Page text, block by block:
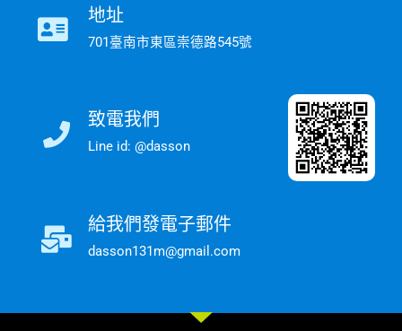
地址
701臺南市東區崇德路545號
致電我們
Line id: @dasson
給我們發電子郵件
dasson131m@gmail.com